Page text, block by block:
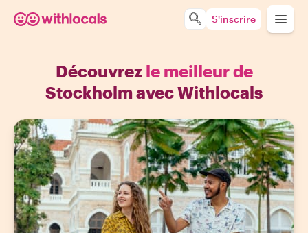
S'inscrire
Découvrez le meilleur de
Stockholm avec Withlocals